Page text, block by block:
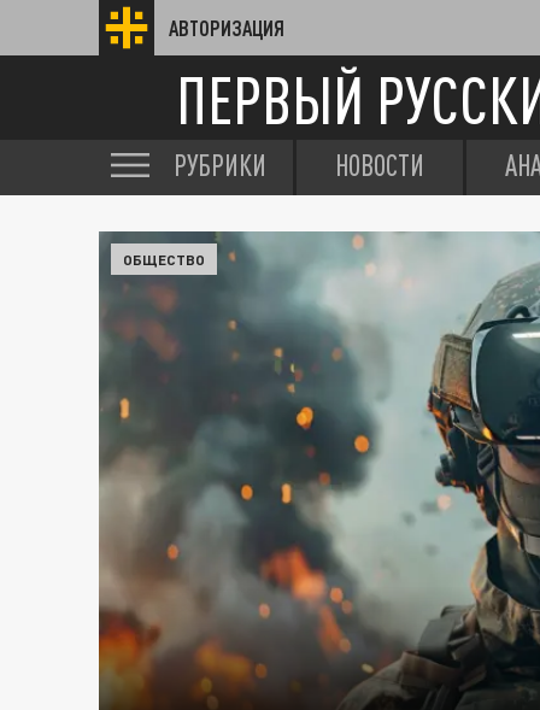
АВТОРИЗАЦИЯ
ПЕРВЫЙ
РУБРИКИ НОВОСТИ
ОБЩЕСТВО